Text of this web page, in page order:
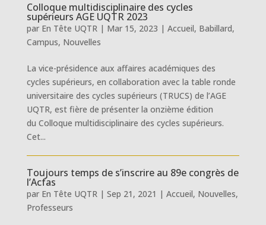
Colloque multidisciplinaire des cycles
supérieurs AGE UQTR 2023
par En Tête UQTR| Mar 15, 2023 | Accueil, Babillard,
Campus, Nouvelles
La vice-présidence aux affaires académiques des
cycles supérieurs, en collaboration avec la table ronde
universitaire des cycles supérieurs (TRUCS) de l’AGE
UQTR, est fière de présenter la onzième édition
du Colloque multidisciplinaire des cycles supérieurs.
Cet...
Toujours temps de s’inscrire au 89e congrès de
l’Acfas
par En Tête UQTR| Sep 21, 2021 | Accueil, Nouvelles,
Professeurs